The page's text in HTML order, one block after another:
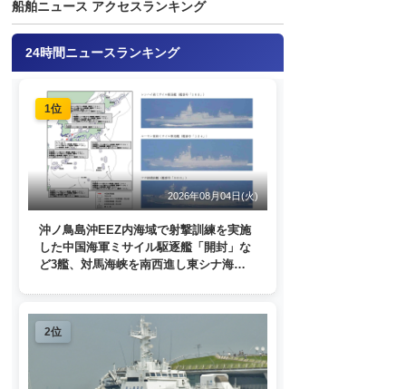
船舶ニュース アクセスランキング
24時間ニュースランキング
1位
2026年08月04日(火)
沖ノ鳥島沖EEZ内海域で射撃訓練を実施
した中国海軍ミサイル駆逐艦「開封」な
ど3艦、対馬海峡を南西進し東シナ海
2位